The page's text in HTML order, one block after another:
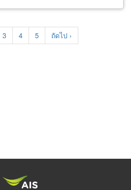
Page
3 Page
4 Page
5
Next
page
ถัดไป ›